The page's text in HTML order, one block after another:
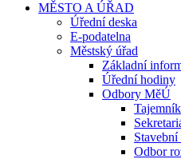
MĚSTO A ÚŘAD
Úřední deska
E-podatelna
Městský úřad
Základní
Úřední hodiny
Odbory MěÚ
Stavební
Odbor